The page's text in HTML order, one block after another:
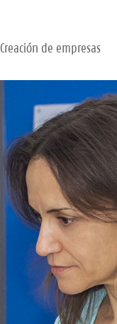
Creación de empresas